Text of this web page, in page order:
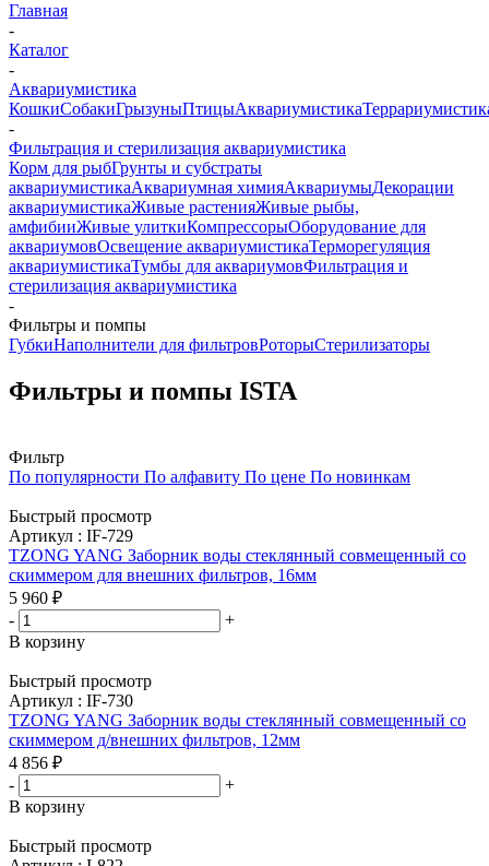
Главная
-
Каталог
-
Аквариумистика
КошкиСобакиГрызуныПтицыАквариумистика
-
Фильтрация и стерилизация аквариумистика
Корм для рыбГрунты и субстраты
аквариумистикаАквариумная химияАквариумыДекорации
аквариумистикаЖивые растенияЖивые рыбы,
амфибииЖивые улиткиКомпрессорыОборудование для
аквариумовОсвещение аквариумистикаТерморегуляция
аквариумистикаТумбы для аквариумовФильтрация и
стерилизация аквариумистика
-
Фильтры и помпы
ГубкиНаполнители для фильтровРоторыСтерилизаторы
Фильтры и помпы ISTA
Фильтр
По популярности По алфавиту По цене По новинкам
Быстрый просмотр
Артикул : IF-729
TZONG YANG Заборник воды стеклянный совмещенный со
скиммером для внешних фильтров, 16мм
5 960 ₽
-
+
В корзину
Быстрый просмотр
Артикул : IF-730
TZONG YANG Заборник воды стеклянный совмещенный со
скиммером д/внешних фильтров, 12мм
4 856 ₽
-
+
В корзину
Быстрый просмотр